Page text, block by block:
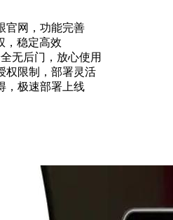
官网，功能完善
，稳定高效
无后门，放心使用
权限制，部署灵活
，极速部署上线